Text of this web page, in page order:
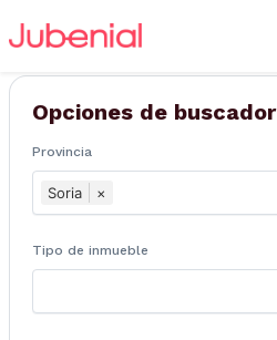
BUSQUEDA DE
Inmuebles
Opciones de buscador
Provincia
Soria ×
Tipo de inmueble